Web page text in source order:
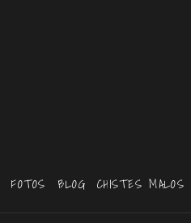
FOTOS BLOG CHISTES MALOS